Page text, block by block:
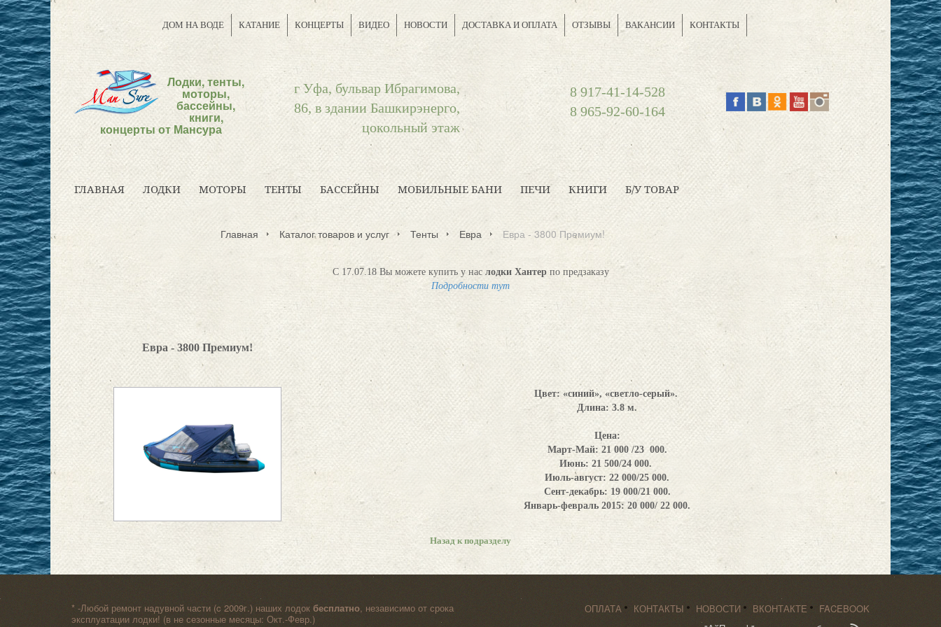
ДОМ НА ВОДЕ КАТАНИЕ КОНЦЕРТЫ ВИДЕО НОВОСТИ ДОСТАВКА И ОПЛАТА ОТЗЫВЫ ВАКАНСИИ КОНТАКТЫ
Лодки, тенты,
моторы,
бассейны,
книги,
концерты от Мансура
г Уфа, бульвар Ибрагимова,
86, в здании Башкирэнерго,
цокольный этаж
8 917-41-14-528
8 965-92-60-164
ГЛАВНАЯ ЛОДКИ МОТОРЫ ТЕНТЫ БАССЕЙНЫ МОБИЛЬНЫЕ БАНИ ПЕЧИ КНИГИ Б/У ТОВАР
Главная Каталог товаров и услуг Тенты Евра Евра - 3800 Премиум!
С 17.07.18 Вы можете купить у нас лодки Хантер по предзаказу
Подробности тут
Евра - 3800 Премиум!
Цвет:«синий», «светло-серый».
Длина:3.8 м.
Цена:
Март-Май: 21 000 /23 000.
Июнь: 21 500/24 000.
Июль-август: 22 000/25 000.
Сент-декабрь: 19 000/21 000.
Январь-февраль 2015: 20 000/ 22 000.
Назад к подразделу
* -Любой ремонт надувной части (c 2009г.) наших лодок бесплатно, независимо от срока
эксплуатации лодки! (в не сезонные месяцы: Окт.-Февр.)
ОПЛАТА КОНТАКТЫ НОВОСТИ ВКОНТАКТЕ
FACEBOOK